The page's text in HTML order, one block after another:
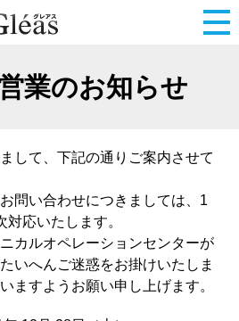
業のお知らせ
して、下記の通りご案内させて
問い合わせにつきましては、1
応いたします。
カルオペレーションセンターが
いへんご迷惑をお掛けいたしま
ますようお願い申し上げます。